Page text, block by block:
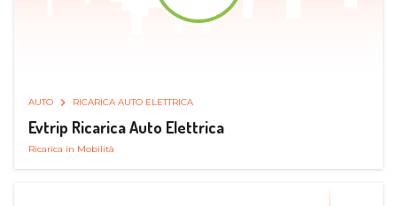
AUTO RICARICA AUTO ELETTRICA
Evtrip Ricarica Auto Elettrica
Ricarica in Mobilità